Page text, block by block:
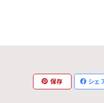
保存 シェ